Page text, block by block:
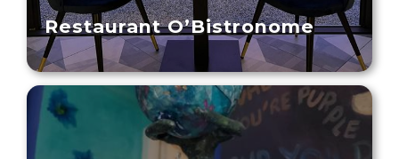
Restaurant O’Bistronome